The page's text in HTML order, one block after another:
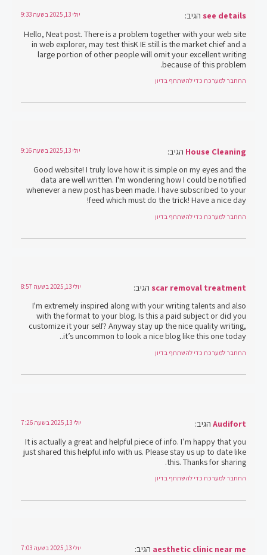
see details הגיב: יולי 13, 2025 בשעה 9:33
Hello, Neat post. There is a problem together with your web site
in web explorer, may test thisK IE still is the market chief and a
large portion of other people will omit your excellent writing
because of this problem.
התחבר למערכת כדי להשתתף בדיון
House Cleaning הגיב: יולי 13, 2025 בשעה 9:16
Good website! I truly love how it is simple on my eyes and the
data are well written. I'm wondering how I could be notified
whenever a new post has been made. I have subscribed to your
feed which must do the trick! Have a nice day!
התחבר למערכת כדי להשתתף בדיון
scar removal treatment הגיב: יולי 13, 2025 בשעה 8:57
I'm extremely inspired along with your writing talents and also
with the format to your blog. Is this a paid subject or did you
customize it your self? Anyway stay up the nice quality writing,
it’s uncommon to look a nice blog like this one today..
התחבר למערכת כדי להשתתף בדיון
Audifort הגיב: יולי 13, 2025 בשעה 7:26
It is actually a great and helpful piece of info. I’m happy that you
just shared this helpful info with us. Please stay us up to date like
this. Thanks for sharing.
התחבר למערכת כדי להשתתף בדיון
aesthetic clinic near me הגיב: יולי 13, 2025 בשעה 7:03